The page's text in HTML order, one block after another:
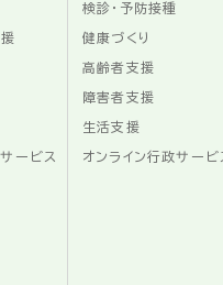
ービス
検診・予防接種
健康づくり
高齢者支援
障害者支援
生活支援
オンライン行政サービ